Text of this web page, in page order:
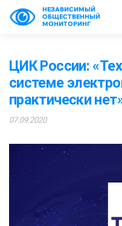
НЕЗАВИСИМЫЙ
ОБЩЕСТВЕННЫЙ
МОНИТОРИНГ
ЦИК России:
системе
практически
07.09.2020